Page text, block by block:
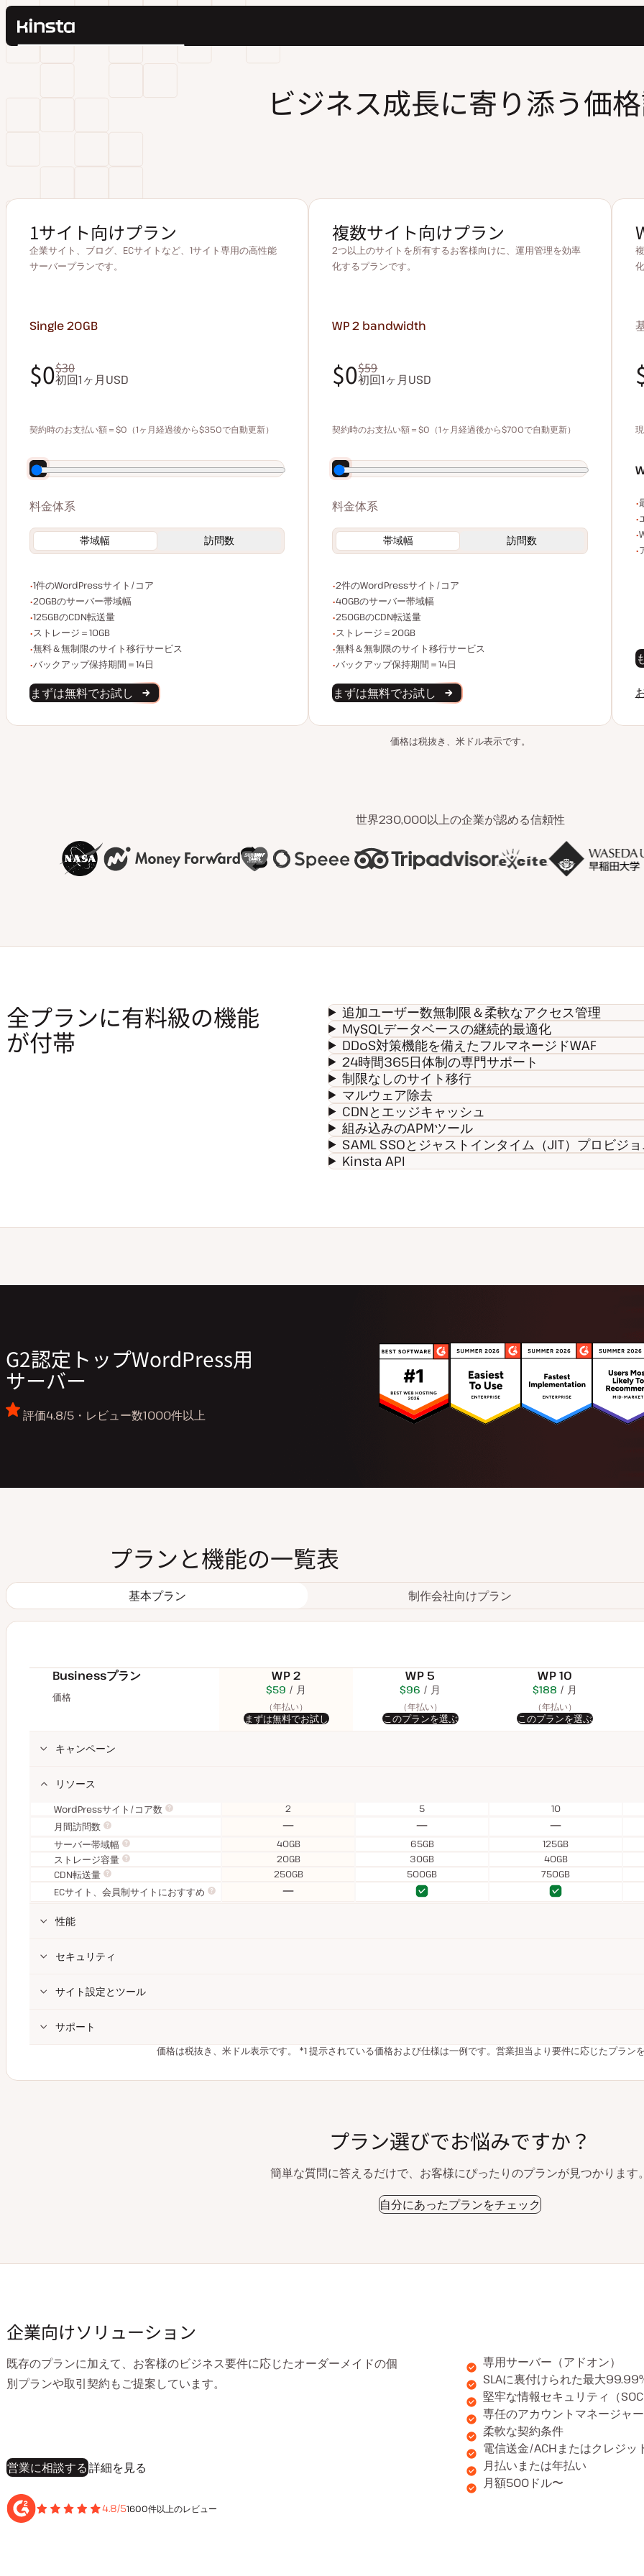
Kinsta®
プラットフォーム
検
ビジネス成長に寄り添う価
1サイト向けプラン
企業サイト、ブログ、ECサイトなど、1サイト専用の高性能
サーバープランです。
Single 20GB
$0$30
初回1ヶ月USD
$30
契約時のお支払い額＝$0（1ヶ月経過後から$350で自動更新）
年払いで70ドル割引
料金体系
帯域幅 訪問数
WordPressサイト/コア数
1件のWordPressサイト/コア
サーバー帯域幅
20GBのサーバー帯域幅
CDN転送量
125GBのCDN転送量
ストレージ容量
ストレージ＝10GB
無制限のサイト移行
無料＆無制限のサイト移行サービス
バックアップデータ保持
バックアップ保持期間＝14日
まずは無料でお試し
複数サイト向けプラン
2つ以上のサイトを所有するお客様向けに、運用管理を効率
化するプランです。
WP 2 bandwidth
$0$59
初回1ヶ月USD
$59
契約時のお支払い額＝$0（1ヶ月経過後から$700で自動更新）
年払いで140ドル割引
料金体系
帯域幅 訪問数
WordPressサイト/コア数
2件のWordPressサイト/コア
サーバー帯域幅
40GBのサーバー帯域幅
CDN転送量
250GBのCDN転送量
ストレージ容量
ストレージ＝20GB
無制限のサイト移行
無料＆無制限のサイト移行サービス
バックアップデータ保持
バックアップ保持期間＝14日
まずは無料でお試し
価格は税抜き、米ドル表示です。
世界230,000以上の企業が認める信頼性
全プランに有料級の機能
が付帯
追加ユーザー数無制限＆柔軟なアクセス管理
MySQLデータベースの継続的最適化
DDoS対策機能を備えたフルマネージドWAF
24時間365日体制の専門サポート
制限なしのサイト移行
マルウェア除去
CDNとエッジキャッシュ
組み込みのAPMツール
SAML SSOとジャストインタイム（JIT）プロビジ
Kinsta API
G2認定トップWordPress用
サーバー
評価4.8/5・レビュー数1000件以上
プランと機能の一覧表
基本プラン 制作会社向けプラン
Businessプラン WP 2 WP 5 WP 10
価格
$59 USD
月
（年払い）
$96 USD
月
（年払い）
$188USD
月
（年払い）
まずは無料でお試し このプランを選ぶ このプランを選ぶ
キャンペーン
リソース
WordPressサイト/コア数 2 5
10
月間訪問数
サーバー帯域幅
40GB 65GB
125GB
ストレージ容量
20GB 30GB
40GB
CDN転送量
250GB 500GB
750GB
ECサイト、会員制サイトにおすすめ
性能
セキュリティ
サイト設定とツール
サポート
価格は税抜き、米ドル表示です。 *1 提示されている価格および仕様は一例です。営業担当より要件に応じたプラン
プラン選びでお悩みですか？
簡単な質問に答えるだけで、お客様にぴったりのプランが見つかります
自分にあったプランをチェック
企業向けソリューション
既存のプランに加えて、お客様のビジネス要件に応じたオーダーメイドの個
別プランや取引契約もご提案しています。
営業に相談する詳細を見る
4.8/51600件以上のレビュー
専用サーバー（アドオン）
SLAに裏付けられた最大
堅牢な情報セキュリティ（
専任のアカウントマネージャー
柔軟な契約条件
電信送金/ACHまたはクレジッ
月払いまたは年払い
月額500ドル〜